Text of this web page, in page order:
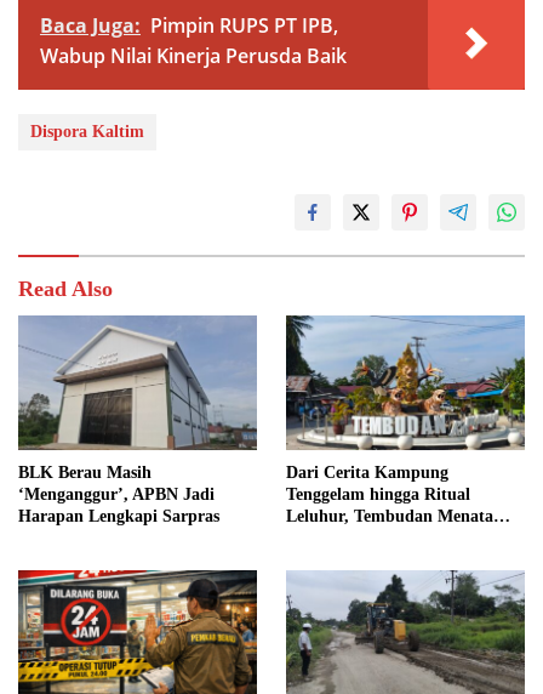
Baca Juga: Pimpin RUPS PT IPB,
Wabup Nilai Kinerja Perusda Baik
Dispora Kaltim
Read Also
BLK Berau Masih
‘Menganggur’, APBN Jadi
Harapan Lengkapi Sarpras
Dari Cerita Kampung
Tenggelam hingga Ritual
Leluhur, Tembudan Menata